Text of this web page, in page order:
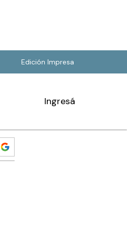
Edición Impresa
Ingresá